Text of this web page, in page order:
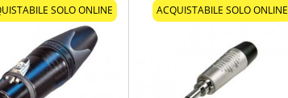
SOLO ONLINE ACQUISTABILE SOLO ONLINE